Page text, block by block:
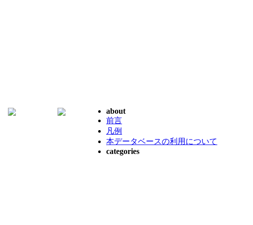
about
前言
凡例
本データベースの利用について
categories